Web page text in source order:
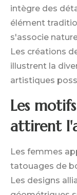
intègre des
élément
s'associe
Les créations
illustrent la
artistiques
Les
attirent
Les femmes
tatouages de
Les designs